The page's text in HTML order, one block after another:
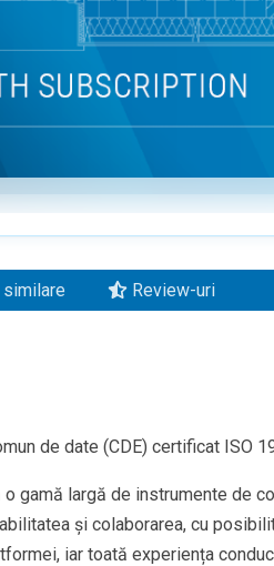
Review-uri
de date (CDE) certificat ISO
gamă largă de instrumente de
și colaborarea, cu
iar toată experiența